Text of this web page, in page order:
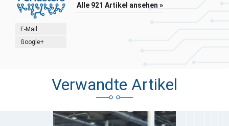
E-Mail
Google+
Alle 921 Artikel ansehen »
Verwandte Artikel